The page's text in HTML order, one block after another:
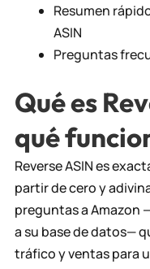
Resumen
ASIN
Preguntas
Qué es
qué
ReverseASINes
partir de cero y
preguntas a Amazon
a su base de datos—
tráfico y ventas para